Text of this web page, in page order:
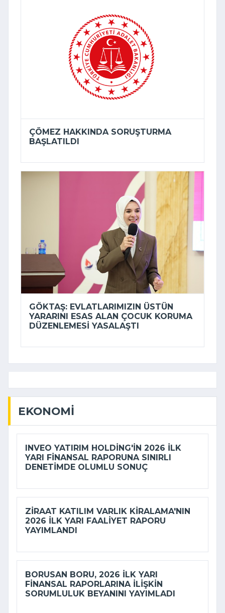
ÇÖMEZ HAKKINDA SORUŞTURMA
BAŞLATILDI
GÖKTAŞ: EVLATLARIMIZIN ÜSTÜN
YARARINI ESAS ALAN ÇOCUK KORUMA
DÜZENLEMESI YASALAŞTI
EKONOMI
INVEO YATIRIM HOLDING'IN 2026 ILK
YARI FINANSAL RAPORUNA SINIRLI
DENETIMDE OLUMLU SONUÇ
ZIRAAT KATILIM VARLIK KIRALAMA'NIN
2026 ILK YARI FAALIYET RAPORU
YAYIMLANDI
BORUSAN BORU, 2026 ILK YARI
FINANSAL RAPORLARINA ILIŞKIN
SORUMLULUK BEYANINI YAYIMLADI